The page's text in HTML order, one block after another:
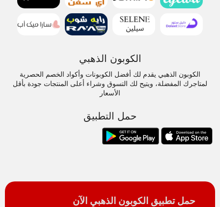
الكوبون الذهبي
الكوبون الذهبي يقدم لك أفضل الكوبونات وأكواد الخصم الحصرية
لمتاجرك المفضلة، ويتيح لك التسوق وشراء أعلى المنتجات جودة بأقل
الأسعار
حمل التطبيق
حمل تطبيق الكوبون الذهبي الآن